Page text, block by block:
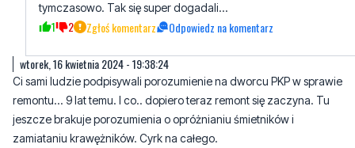
tymczasowo. Tak się super dogadali...
1 2 Zgłoś komentarz Odpowiedz na komentarz
wtorek, 16 kwietnia 2024 - 19:38:24
Ci sami ludzie podpisywali porozumienie na dworcu PKP w sprawie
remontu... 9 lat temu. I co.. dopiero teraz remont się zaczyna. Tu
jeszcze brakuje porozumienia o opróżnianiu śmietników i
zamiataniu krawężników. Cyrk na całego.